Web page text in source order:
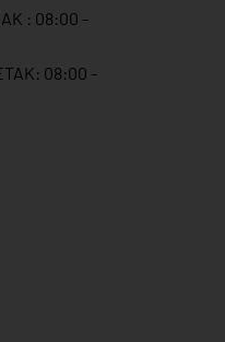
: 08:00 -
08:00 -